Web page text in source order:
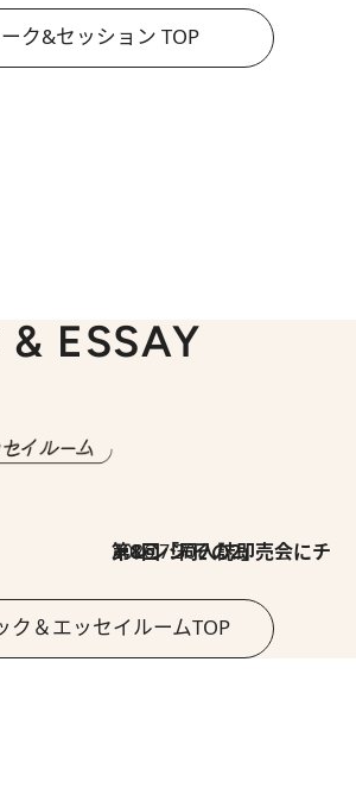
ーク&セッション TOP
ESSAY
2026.7.30
第8回「同人誌即売会にチャレンジ その2」
ク＆エッセイルームTOP